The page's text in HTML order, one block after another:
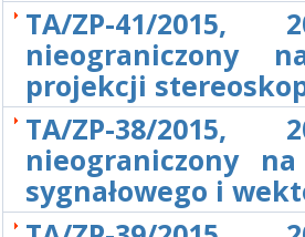
TA/ZP-41/2015,
nieograniczony
projekcji
TA/ZP-38/2015,
nieograniczony
sygnałowego i